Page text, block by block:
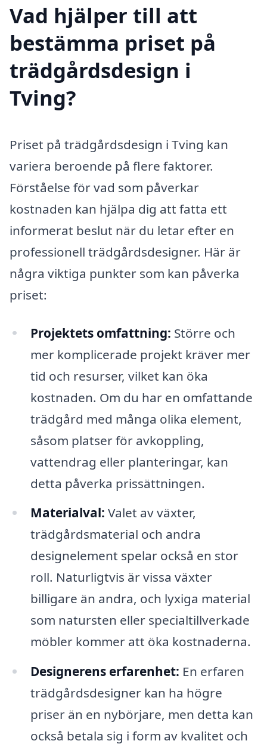
Vad hjälper till att
bestämma priset på
trädgårdsdesign i
Tving?
Priset på trädgårdsdesign i Tving kan
variera beroende på flere faktorer.
Förståelse för vad som påverkar
kostnaden kan hjälpa dig att fatta ett
informerat beslut när du letar efter en
professionell trädgårdsdesigner. Här är
några viktiga punkter som kan påverka
priset:
Projektets omfattning: Större och
mer komplicerade projekt kräver mer
tid och resurser, vilket kan öka
kostnaden. Om du har en omfattande
trädgård med många olika element,
såsom platser för avkoppling,
vattendrag eller planteringar, kan
detta påverka prissättningen.
Materialval: Valet av växter,
trädgårdsmaterial och andra
designelement spelar också en stor
roll. Naturligtvis är vissa växter
billigare än andra, och lyxiga material
som natursten eller specialtillverkade
möbler kommer att öka kostnaderna.
Designerens erfarenhet: En erfaren
trädgårdsdesigner kan ha högre
priser än en nybörjare, men detta kan
också betala sig i form av kvalitet och